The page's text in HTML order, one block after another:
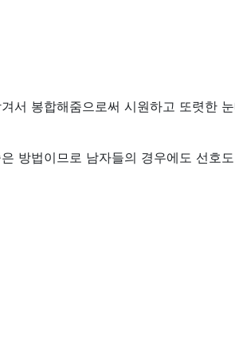
서 봉합해줌으로써 시원하고 또렷한
방법이므로 남자들의 경우에도 선호